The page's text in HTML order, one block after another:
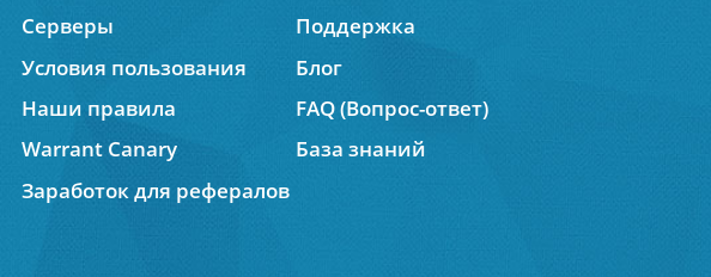
Серверы
Поддержка
Условия пользования
Блог
Наши правила
FAQ (Вопрос-ответ)
Warrant Canary
База знаний
Заработок для рефералов